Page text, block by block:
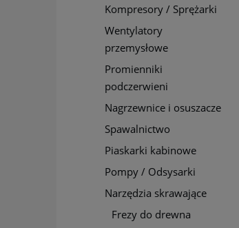
Kompresory / Sprężarki
Wentylatory
przemysłowe
Promienniki
podczerwieni
Nagrzewnice i osuszacze
Spawalnictwo
Piaskarki kabinowe
Pompy / Odsysarki
Narzędzia skrawające
Frezy do drewna